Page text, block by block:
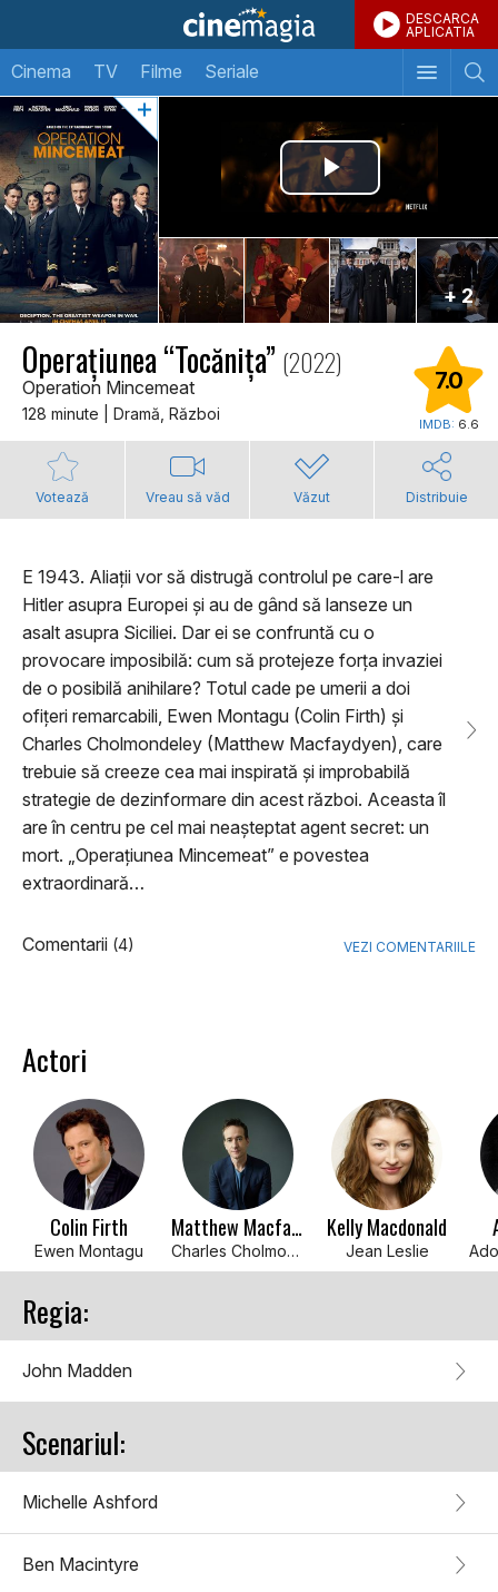
DESCARCA
APLICATIA
Cinema TV Filme Seriale
+ 2
Operaţiunea “Tocăniţa” (2022)
Operation Mincemeat
128 minute | Dramă, Război
7.0
IMDB: 6.6
Votează Vreau să văd Văzut Distribuie
E 1943. Aliații vor să distrugă controlul pe care-l are
Hitler asupra Europei și au de gând să lanseze un
asalt asupra Siciliei. Dar ei se confruntă cu o
provocare imposibilă: cum să protejeze forța invaziei
de o posibilă anihilare? Totul cade pe umerii a doi
ofițeri remarcabili, Ewen Montagu (Colin Firth) și
Charles Cholmondeley (Matthew Macfaydyen), care
trebuie să creeze cea mai inspirată și improbabilă
strategie de dezinformare din acest război. Aceasta îl
are în centru pe cel mai neașteptat agent secret: un
mort. „Operațiunea Mincemeat” e povestea
extraordinară…
Comentarii (4) VEZI COMENTARIILE
Actori
Colin Firth
Ewen Montagu
Matthew Macfadyen
Charles Cholmondeley
Kelly Macdonald
Jean Leslie
Regia:
John Madden
Scenariul:
Michelle Ashford
Ben Macintyre